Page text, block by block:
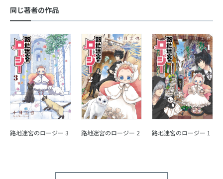
同じ著者の作品
路地迷宮のロージー 3 路地迷宮のロージー 2 路地迷宮のロージー 1